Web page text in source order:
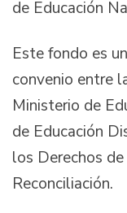
de Educación
Este fondo es
convenio entre
Ministerio de
de Educación
los Derechos
Reconciliación.